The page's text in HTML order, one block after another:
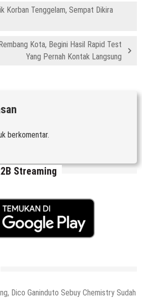
Korban Tenggelam, Sempat Dikira
Kota, Begini Hasil Rapid Test
Yang Pernah Kontak Langsung
berkomentar.
Streaming
Dico Ganinduto Sebuy Chemistry Sudah